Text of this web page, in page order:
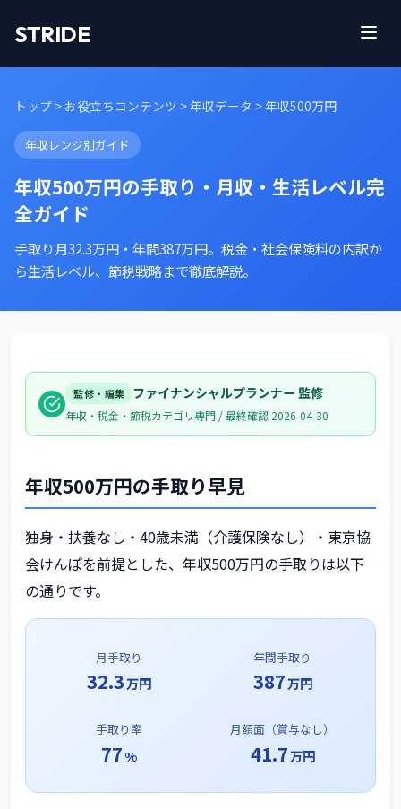
STRIDE
トップ > お役立ちコンテンツ >年収データ > 年収500万円
年収レンジ別ガイド
年収500万円の手取り・月収・生活レベル完
全ガイド
手取り月32.3万円・年間387万円。税金・社会保険料の内訳か
ら生活レベル、節税戦略まで徹底解説。
監修・編集 ファイナンシャルプランナー 監修
年収・税金・節税カテゴリ専門 / 最終確認 2026-04-30
年収500万円の手取り早見
独身・扶養なし・40歳未満（介護保険なし）・東京協
会けんぽを前提とした、年収500万円の手取りは以下
の通りです。
月手取り
32.3万円
年間手取り
387万円
手取り率
77%
月額面（賞与なし）
41.7万円